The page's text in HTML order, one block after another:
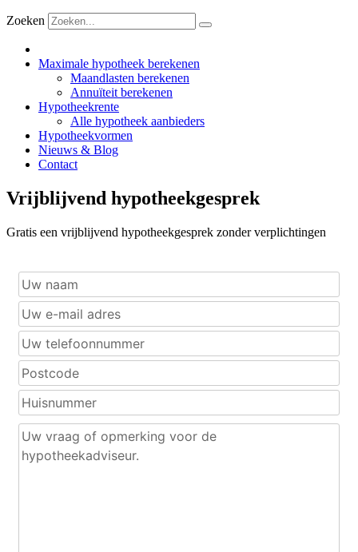
Zoeken
Maximale hypotheek berekenen
Maandlasten berekenen
Annuïteit berekenen
Hypotheekrente
Alle hypotheek aanbieders
Hypotheekvormen
Nieuws & Blog
Contact
Vrijblijvend hypotheekgesprek
Gratis een vrijblijvend hypotheekgesprek zonder verplichtingen